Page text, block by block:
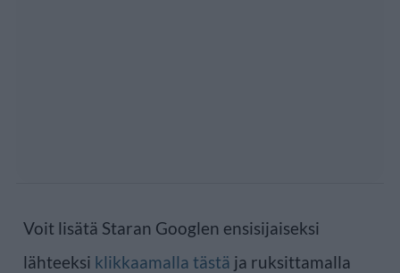
Voit lisätä Staran Googlen ensisijaiseksi
lähteeksi klikkaamalla tästä ja ruksittamalla